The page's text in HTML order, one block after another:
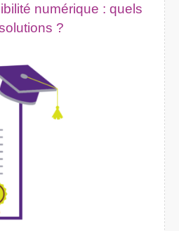
numérique : quels
?